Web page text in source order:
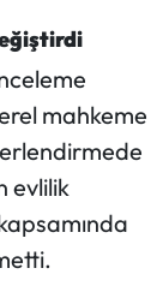
mahkeme
evlilik